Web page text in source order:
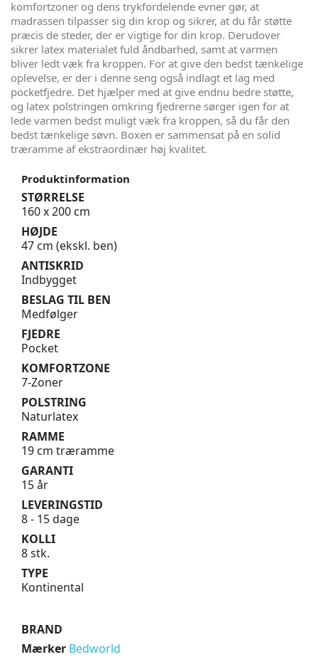
komfortzoner og dens trykfordelende evner gør, at
madrassen tilpasser sig din krop og sikrer, at du får støtte
præcis de steder, der er vigtige for din krop. Derudover
sikrer latex materialet fuld åndbarhed, samt at varmen
bliver ledt væk fra kroppen. For at give den bedst tænkelige
oplevelse, er der i denne seng også indlagt et lag med
pocketfjedre. Det hjælper med at give endnu bedre støtte,
og latex polstringen omkring fjedrerne sørger igen for at
lede varmen bedst muligt væk fra kroppen, så du får den
bedst tænkelige søvn. Boxen er sammensat på en solid
træramme af ekstraordinær høj kvalitet.
Produktinformation
STØRRELSE
160 x 200 cm
HØJDE
47 cm (ekskl. ben)
ANTISKRID
Indbygget
BESLAG TIL BEN
Medfølger
FJEDRE
Pocket
KOMFORTZONE
7-Zoner
POLSTRING
Naturlatex
RAMME
19 cm træramme
GARANTI
15 år
LEVERINGSTID
8 - 15 dage
KOLLI
8 stk.
TYPE
Kontinental
BRAND
Mærker Bedworld